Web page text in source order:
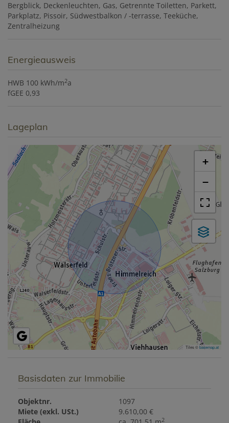
Bergblick Deckenleuchten Gas Getrennte Toiletten Parkett
Parkplatz Pissoir Südwestbalkon / -terrasse Teeküche
Zentralheizung
Energieausweis
HWB 100 kWh/m2a
fGEE 0,93
Lageplan
+
−
Tiles ©basemap.at
Basisdaten zur Immobilie
Objektnr.
1097
Miete (exkl. USt.)
9.610,00 €
2